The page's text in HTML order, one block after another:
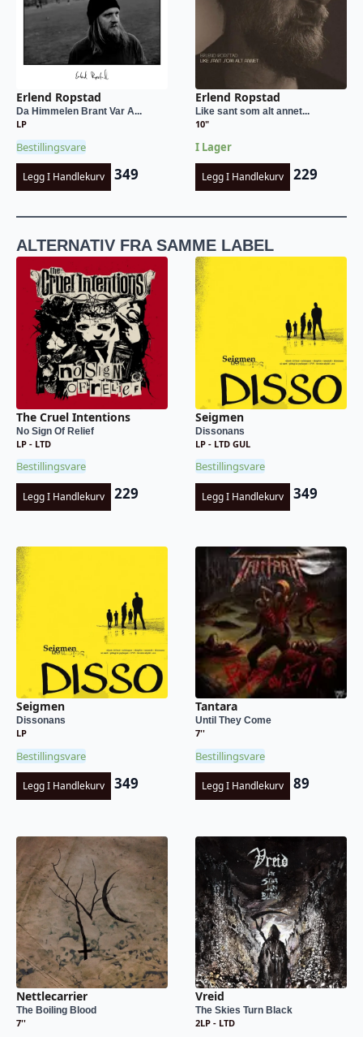
Erlend Ropstad
Da Himmelen Brant Var A...
LP
Bestillingsvare
Legg I Handlekurv 349
Erlend Ropstad
Like sant som alt annet...
10"
I Lager
Legg I Handlekurv 229
ALTERNATIV FRA SAMME LABEL
The Cruel Intentions
No Sign Of Relief
LP - LTD
Bestillingsvare
Legg I Handlekurv 229
Seigmen
Dissonans
LP - LTD GUL
Bestillingsvare
Legg I Handlekurv 349
Seigmen
Dissonans
LP
Bestillingsvare
Legg I Handlekurv 349
Tantara
Until They Come
7''
Bestillingsvare
Legg I Handlekurv 89
Nettlecarrier
The Boiling Blood
7''
Vreid
The Skies Turn Black
2LP - LTD